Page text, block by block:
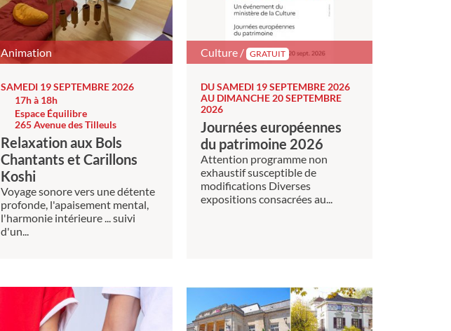
Animation
SAMEDI 19 SEPTEMBRE 2026
17h à 18h
Espace Équilibre
265 Avenue des Tilleuls
Relaxation aux Bols
Chantants et Carillons
Koshi
Voyage sonore vers une détente
profonde, l'apaisement mental,
l'harmonie intérieure ... suivi
d'un...
Culture / GRATUIT
DU SAMEDI 19 SEPTEMBRE 2026
AU DIMANCHE 20 SEPTEMBRE
2026
Journées européennes
du patrimoine 2026
Attention programme non
exhaustif susceptible de
modifications Diverses
expositions consacrées au...